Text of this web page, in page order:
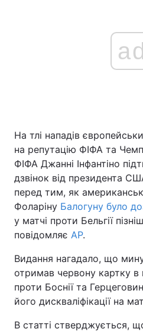
На тлі нападів
на репутацію ФІФА та
ФІФА Джанні Інфантіно
дзвінок від президента
перед тим, як
Фоларіну Балогуну було
у матчі проти Бельгії
повідомляє AP.
Видання нагадало, що
отримав червону картку в
проти Боснії та
його дискваліфікації на
В статті стверджується,